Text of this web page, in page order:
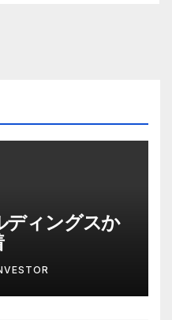
ディングスか